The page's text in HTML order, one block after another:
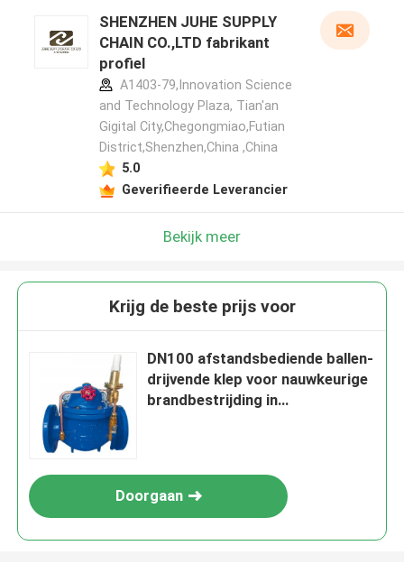
SHENZHEN JUHE SUPPLY
CHAIN CO.,LTD fabrikant
profiel
A1403-79,Innovation Science
and Technology Plaza, Tian'an
Gigital City,Chegongmiao,Futian
District,Shenzhen,China ,China
5.0
Geverifieerde Leverancier
Bekijk meer
Krijg de beste prijs voor
DN100 afstandsbediende ballen-
drijvende klep voor nauwkeurige
brandbestrijding in
Doorgaan